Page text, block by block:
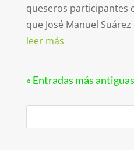
queseros participantes
que José Manuel
leer más
« Entradas más antiguas